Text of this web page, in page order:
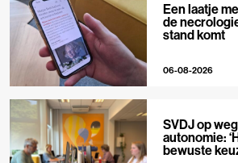
Een laatje
de
stand komt
06-08-2026
SVDJ op
autonomie:
bewuste